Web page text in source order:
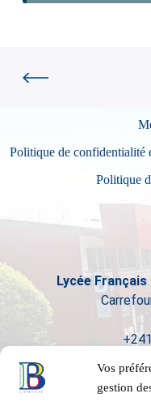
Vos
gestion
Politique de confidentialité
Politique
Lycée